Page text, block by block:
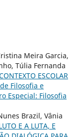
Meira Garcia,
Túlia Fernanda
ESCOLAR
Filosofia e
Especial: Filosofia
Brazil, Vânia
E A LUTA, E